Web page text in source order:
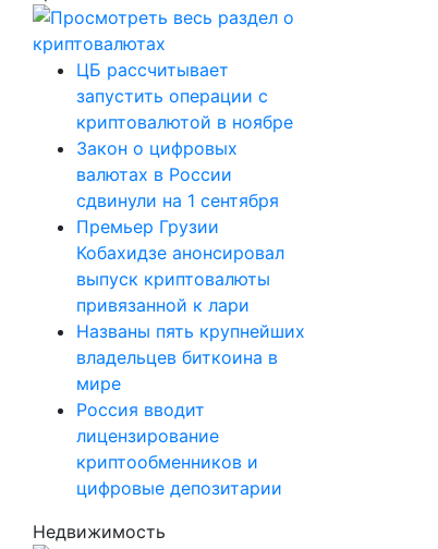
ЦБ рассчитывает
запустить операции с
криптовалютой в ноябре
Закон о цифровых
валютах в России
сдвинули на 1 сентября
Премьер Грузии
Кобахидзе анонсировал
выпуск криптовалюты
привязанной к лари
Названы пять крупнейших
владельцев биткоина в
мире
Россия вводит
лицензирование
криптообменников и
цифровые депозитарии
Недвижимость